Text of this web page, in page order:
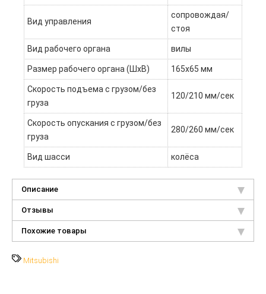
Вид управления
сопровождая/
стоя
Вид рабочего органа вилы
Размер рабочего органа (ШхВ) 165x65 мм
Скорость подъема с грузом/без
груза
120/210 мм/сек
Скорость опускания с грузом/без
груза
280/260 мм/сек
Вид шасси колёса
Описание
Отзывы
Похожие товары
Mitsubishi